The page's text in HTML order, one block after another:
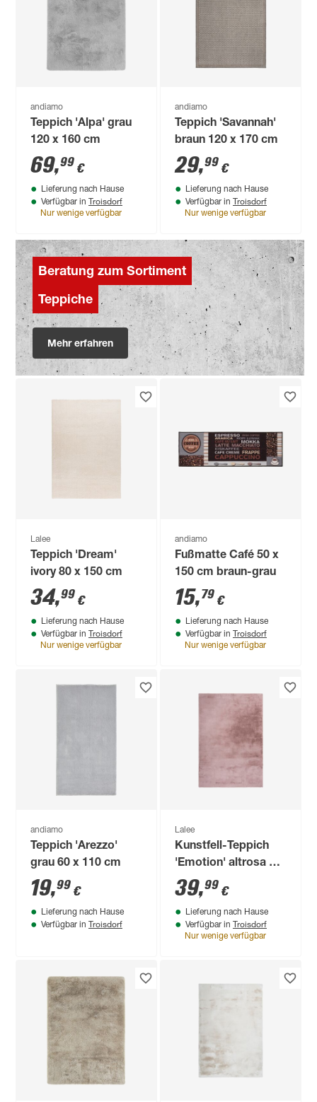
andiamo
Teppich 'Alpa' grau
120 x 160 cm
69,99 €
Lieferung nach Hause
Verfügbar in Troisdorf
Nur wenige verfügbar
andiamo
Teppich 'Savannah'
braun 120 x 170 cm
29,99 €
Lieferung nach Hause
Verfügbar in Troisdorf
Nur wenige verfügbar
Beratung zum Sortiment
Teppiche
Mehr erfahren
Lalee
Teppich 'Dream'
ivory 80 x 150 cm
34,99 €
Lieferung nach Hause
Verfügbar in Troisdorf
Nur wenige verfügbar
andiamo
Fußmatte Café 50 x
150 cm braun-grau
15,79 €
Lieferung nach Hause
Verfügbar in Troisdorf
Nur wenige verfügbar
andiamo
Teppich 'Arezzo'
grau 60 x 110 cm
19,99 €
Lieferung nach Hause
Verfügbar in Troisdorf
Lalee
Kunstfell-Teppich
'Emotion' altrosa 80
x 150 cm
39,99 €
Lieferung nach Hause
Verfügbar in Troisdorf
Nur wenige verfügbar